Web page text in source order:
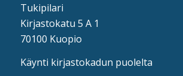
Tukipilari
Kirjastokatu 5 A 1
70100 Kuopio
Käynti kirjastokadun puolelta